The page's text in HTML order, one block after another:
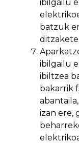
ibilgailu
batzuk
ibilgailu
ibiltzea
bakarrik
izan ere,